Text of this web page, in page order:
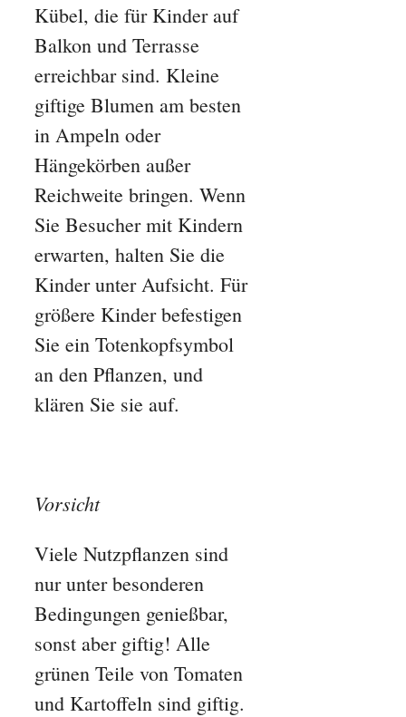
Kübel, die für Kinder auf
Balkon und Terrasse
erreichbar sind. Kleine
giftige Blumen am besten
in Ampeln oder
Hängekörben außer
Reichweite bringen. Wenn
Sie Besucher mit Kindern
erwarten, halten Sie die
Kinder unter Aufsicht. Für
größere Kinder befestigen
Sie ein Totenkopfsymbol
an den Pflanzen, und
klären Sie sie auf.
Vorsicht
Viele Nutzpflanzen sind
nur unter besonderen
Bedingungen genießbar,
sonst aber giftig! Alle
grünen Teile von Tomaten
und Kartoffeln sind giftig.